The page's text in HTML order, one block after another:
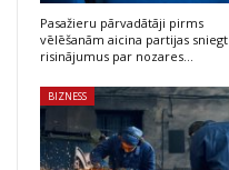
Pasažieru pārvadātāji pirms
vēlēšanām aicina partijas sniegt
risinājumus par nozares…
BIZNESS